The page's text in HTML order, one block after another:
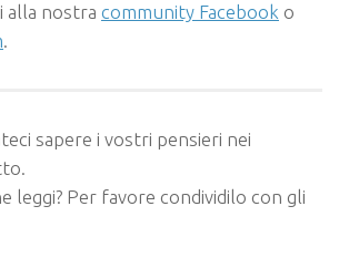
alla nostra community Facebook o
.
sapere i vostri pensieri nei
leggi? Per favore condividilo con gli